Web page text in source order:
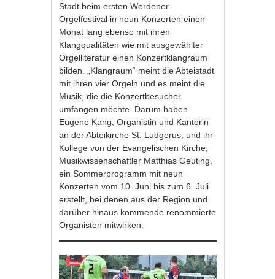
Stadt beim ersten Werdener
Orgelfestival in neun Konzerten einen
Monat lang ebenso mit ihren
Klangqualitäten wie mit ausgewählter
Orgelliteratur einen Konzertklangraum
bilden. „Klangraum“ meint die Abteistadt
mit ihren vier Orgeln und es meint die
Musik, die die Konzertbesucher
umfangen möchte. Darum haben
Eugene Kang, Organistin und Kantorin
an der Abteikirche St. Ludgerus, und ihr
Kollege von der Evangelischen Kirche,
Musikwissenschaftler Matthias Geuting,
ein Sommerprogramm mit neun
Konzerten vom 10. Juni bis zum 6. Juli
erstellt, bei denen aus der Region und
darüber hinaus kommende renommierte
Organisten mitwirken.